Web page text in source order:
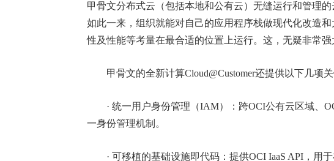
甲骨文分布式云（包括本地和公有云）无缝运行和管理
如此一来，组织就能对自己的应用程序栈做现代化改造
性及性能等考量在最合适的位置上运行。这，无疑非常强
甲骨文的全新计算Cloud@Customer还提供以下几项关
· 统一用户身份管理（IAM）：跨OCI公有云区域、
一身份管理机制。
· 可移植的基础设施即代码：提供OCI IaaS API，用